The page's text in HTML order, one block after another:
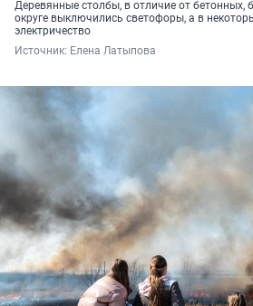
Деревянные столбы, в отличие от бетонных,
округе выключились светофоры, а в
электричество
Источник: Елена Латыпова